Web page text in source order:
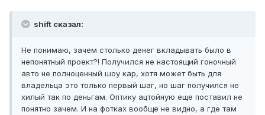
shift сказал:
Не понимаю, зачем столько денег вкладывать было в
непонятный проект?! Получился не настоящий гоночный
авто не полноценный шоу кар, хотя может быть для
владельца это только первый шаг, но шаг получился не
хилый так по деньгам. Оптику ацтойную еще поставил не
понятно зачем. И на фотках вообще не видно, а где там